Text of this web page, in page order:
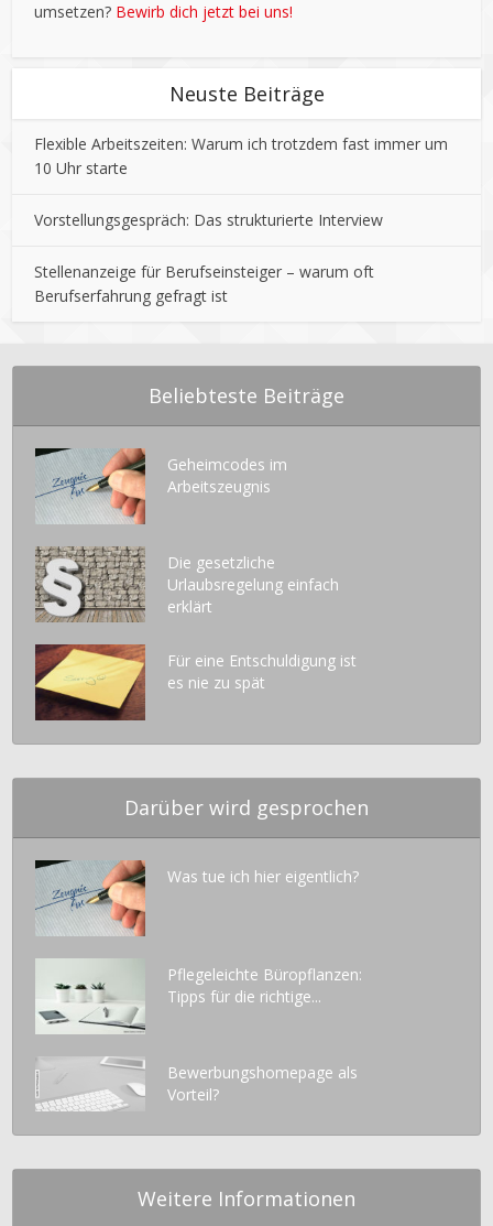
umsetzen? Bewirb dich jetzt bei uns!
Neuste Beiträge
Flexible Arbeitszeiten: Warum ich trotzdem fast immer um
10 Uhr starte
Vorstellungsgespräch: Das strukturierte Interview
Stellenanzeige für Berufseinsteiger – warum oft
Berufserfahrung gefragt ist
Beliebteste Beiträge
Geheimcodes im
Arbeitszeugnis
Die gesetzliche
Urlaubsregelung einfach
erklärt
Für eine Entschuldigung ist
es nie zu spät
Darüber wird gesprochen
Was tue ich hier eigentlich?
Pflegeleichte Büropflanzen:
Tipps für die richtige...
Bewerbungshomepage als
Vorteil?
Weitere Informationen